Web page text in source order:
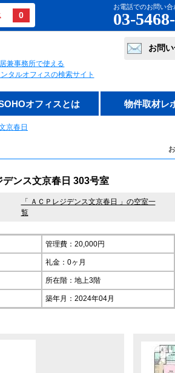
0
お電話でのお問い合
03-
兼事務所で使える
タルオフィスの検索サイト
お問
オフィスとは 物件取材レ
京春日
デンス文京春日 303号室
「 ＡＣＰレジデンス文京春日 」の空室一
覧
管理費：20,000円
礼金：0ヶ月
所在階： 地上3階
築年月：2024年04月